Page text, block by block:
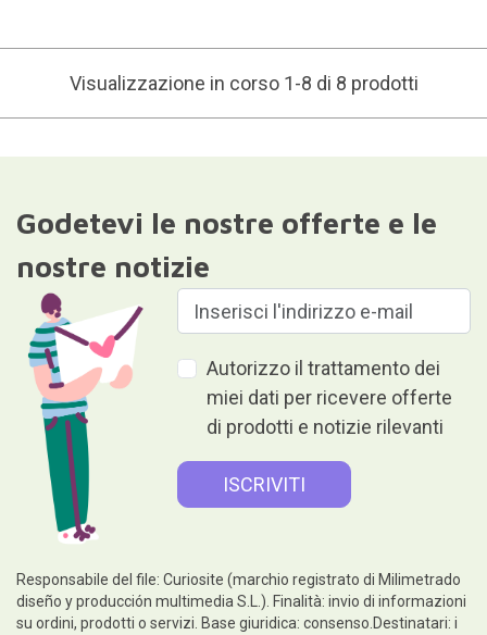
Visualizzazione in corso 1-8 di 8 prodotti
Godetevi le nostre offerte e le
nostre notizie
Autorizzo il trattamento dei
miei dati per ricevere offerte
di prodotti e notizie rilevanti
Responsabile del file: Curiosite (marchio registrato di Milimetrado
diseño y producción multimedia S.L.). Finalità: invio di informazioni
su ordini, prodotti o servizi. Base giuridica: consenso.Destinatari: i